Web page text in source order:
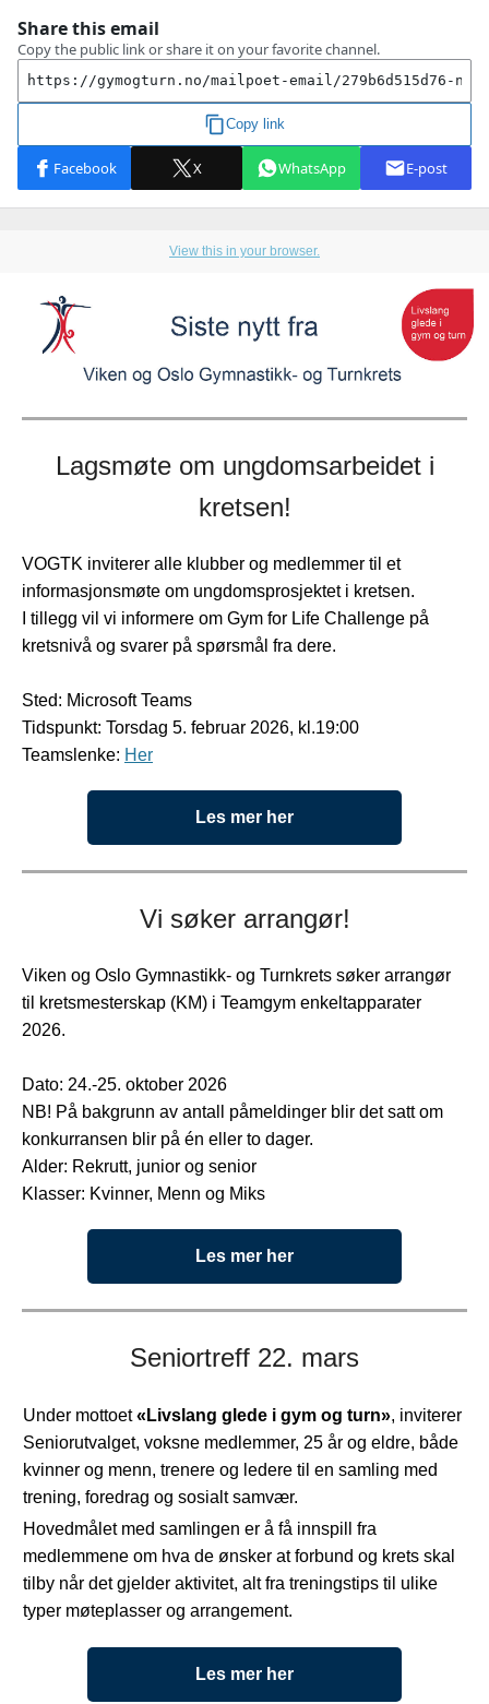
View this in your browser.
Lagsmøte om ungdomsarbeidet i
kretsen!
VOGTK inviterer alle klubber og medlemmer til et
informasjonsmøte om ungdomsprosjektet i kretsen.
I tillegg vil vi informere om Gym for Life Challenge på
kretsnivå og svarer på spørsmål fra dere.
Sted: Microsoft Teams
Tidspunkt: Torsdag 5. februar 2026, kl.19:00
Teamslenke: Her
Les mer her
Vi søker arrangør!
Viken og Oslo Gymnastikk- og Turnkrets søker arrangør
til kretsmesterskap (KM) i Teamgym enkeltapparater
2026.
Dato: 24.-25. oktober 2026
NB! På bakgrunn av antall påmeldinger blir det satt om
konkurransen blir på én eller to dager.
Alder: Rekrutt, junior og senior
Klasser: Kvinner, Menn og Miks
Les mer her
Seniortreff 22. mars
Under mottoet «Livslang glede i gym og turn», inviterer
Seniorutvalget, voksne medlemmer, 25 år og eldre, både
kvinner og menn, trenere og ledere til en samling med
trening, foredrag og sosialt samvær.
Hovedmålet med samlingen er å få innspill fra
medlemmene om hva de ønsker at forbund og krets skal
tilby når det gjelder aktivitet, alt fra treningstips til ulike
typer møteplasser og arrangement.
Les mer her